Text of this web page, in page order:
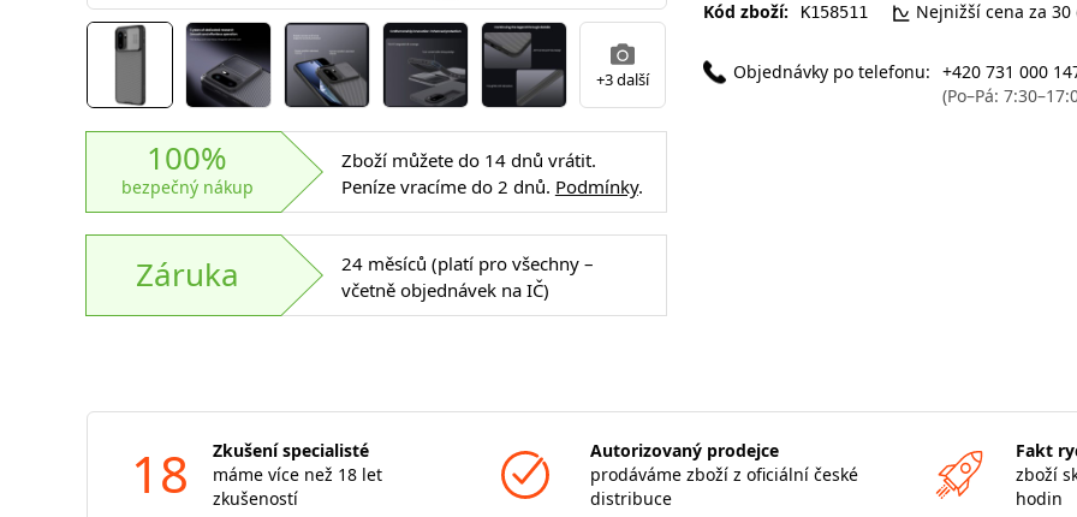
+3 další
100%
bezpečný nákup
Zboží můžete do 14 dnů vrátit.
Peníze vracíme do 2 dnů. Podmínky.
Záruka
24 měsíců (platí pro všechny –
včetně objednávek na IČ)
Kód zboží: K158511 Nejnižší cena za 30
Objednávky po telefonu: +420 731 000
(Po–Pá:
18
Zkušení specialisté
máme více než 18 let
zkušeností
Autorizovaný prodejce
prodáváme zboží z oficiální české
distribuce
Fakt
zboží
hodin